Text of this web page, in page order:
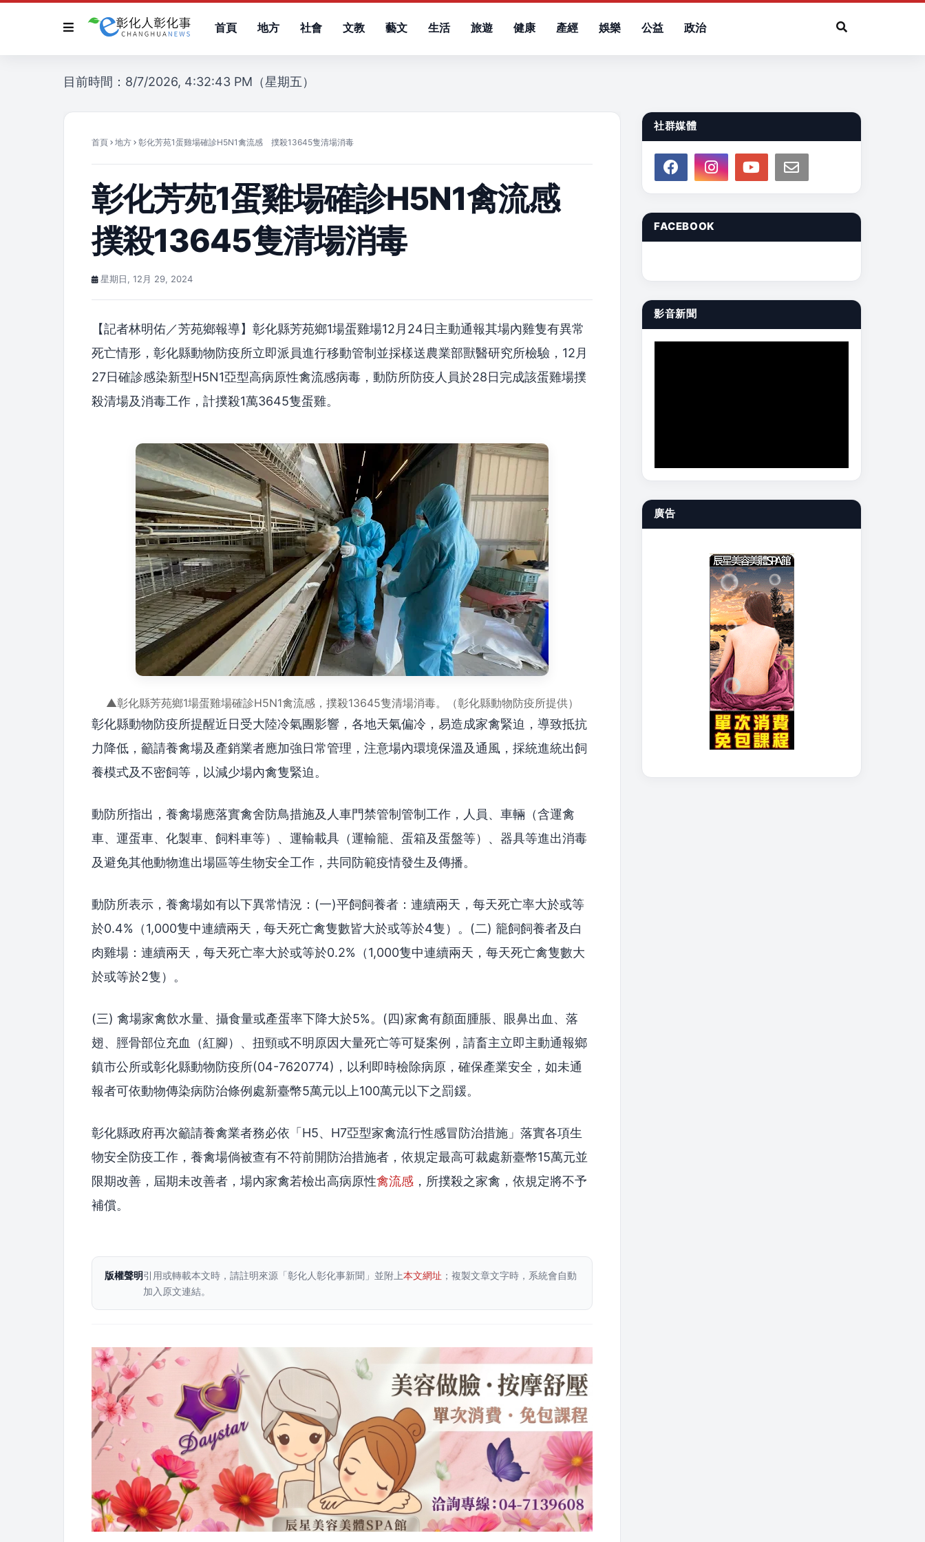
首頁 地方 社會 文教 藝文 生活 旅遊 健康 產經 娛樂 公益 政治
目前時間：8/7/2026, 4:32:43 PM（星期五）
首頁 地方 彰化芳苑1蛋雞場確診H5N1禽流感 撲殺13645隻清場消毒
彰化芳苑1蛋雞場確診H5N1禽流感
撲殺13645隻清場消毒
星期日, 12月 29, 2024
【記者林明佑／芳苑鄉報導】彰化縣芳苑鄉1場蛋雞場12月24日主動通報其場內雞隻有異常
死亡情形，彰化縣動物防疫所立即派員進行移動管制並採樣送農業部獸醫研究所檢驗，12月
27日確診感染新型H5N1亞型高病原性禽流感病毒，動防所防疫人員於28日完成該蛋雞場撲
殺清場及消毒工作，計撲殺1萬3645隻蛋雞。
▲彰化縣芳苑鄉1場蛋雞場確診H5N1禽流感，撲殺13645隻清場消毒。（彰化縣動物防疫所提供）
彰化縣動物防疫所提醒近日受大陸冷氣團影響，各地天氣偏冷，易造成家禽緊迫，導致抵抗
力降低，籲請養禽場及產銷業者應加強日常管理，注意場內環境保溫及通風，採統進統出飼
養模式及不密飼等，以減少場內禽隻緊迫。
動防所指出，養禽場應落實禽舍防鳥措施及人車門禁管制管制工作，人員、車輛（含運禽
車、運蛋車、化製車、飼料車等）、運輸載具（運輸籠、蛋箱及蛋盤等）、器具等進出消毒
及避免其他動物進出場區等生物安全工作，共同防範疫情發生及傳播。
動防所表示，養禽場如有以下異常情況：(一)平飼飼養者：連續兩天，每天死亡率大於或等
於0.4%（1,000隻中連續兩天，每天死亡禽隻數皆大於或等於4隻）。(二) 籠飼飼養者及白
肉雞場：連續兩天，每天死亡率大於或等於0.2%（1,000隻中連續兩天，每天死亡禽隻數大
於或等於2隻）。
(三) 禽場家禽飲水量、攝食量或產蛋率下降大於5%。(四)家禽有顏面腫脹、眼鼻出血、落
翅、脛骨部位充血（紅腳）、扭頸或不明原因大量死亡等可疑案例，請畜主立即主動通報鄉
鎮市公所或彰化縣動物防疫所(04-7620774)，以利即時檢除病原，確保產業安全，如未通
報者可依動物傳染病防治條例處新臺幣5萬元以上100萬元以下之罰鍰。
彰化縣政府再次籲請養禽業者務必依「H5、H7亞型家禽流行性感冒防治措施」落實各項生
物安全防疫工作，養禽場倘被查有不符前開防治措施者，依規定最高可裁處新臺幣15萬元並
限期改善，屆期未改善者，場內家禽若檢出高病原性禽流感 ，所撲殺之家禽，依規定將不予
補償。
版權聲明引用或轉載本文時，請註明來源「彰化人彰化事新聞」並附上本文網址 ；複製文章文字時，系統會自動
加入原文連結。
社群媒體
FACEBOOK
影音新聞
廣告